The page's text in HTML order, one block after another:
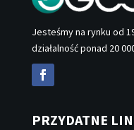
Jesteśmy na rynku od
działalność ponad 20
PRZYDATNE